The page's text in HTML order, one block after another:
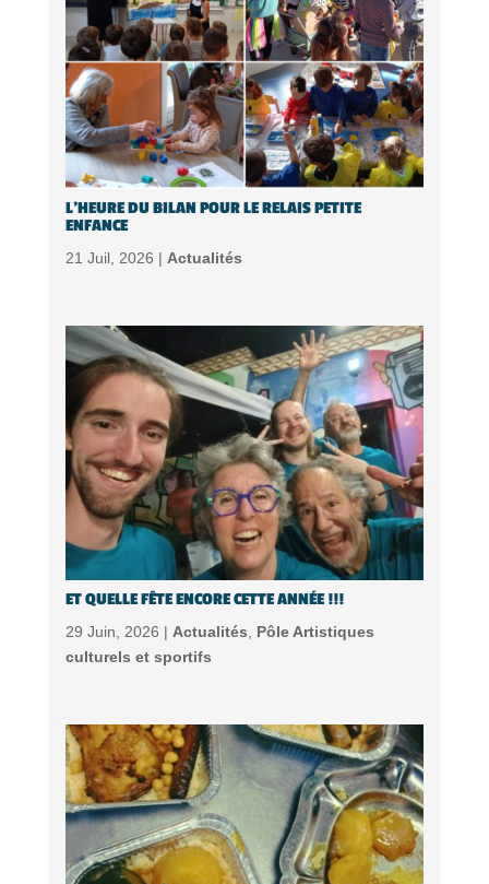
L’HEURE DU BILAN POUR LE RELAIS PETITE
ENFANCE
21 Juil, 2026 | Actualités
ET QUELLE FÊTE ENCORE CETTE ANNÉE !!!
29 Juin, 2026 | Actualités
Pôle Artistiques
culturels et sportifs